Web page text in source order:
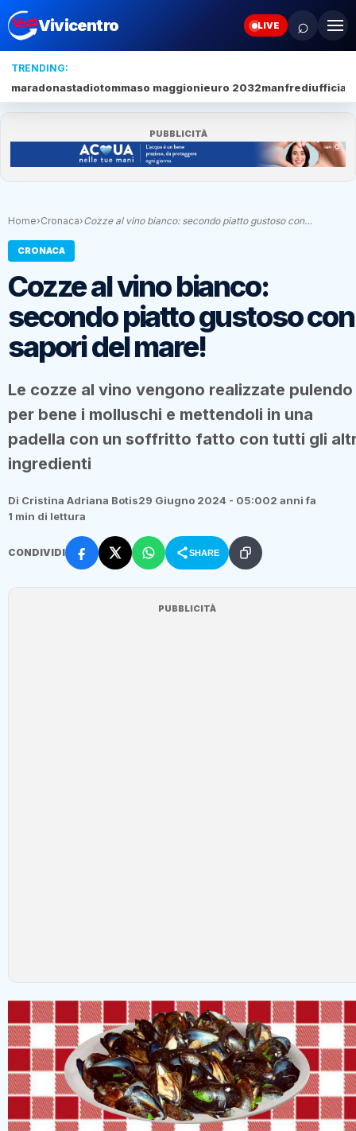
Vivicentro LIVE ⌕
TRENDING:
maradonastadiotommaso maggionieuro 2032manfrediufficiale
PUBBLICITÀ
Home›Cronaca›Cozze al vino bianco: secondo piatto gustoso con…
CRONACA
Cozze al vino bianco:
secondo piatto gustoso
sapori del mare!
Le cozze al vino vengono realizzate pulendo
per bene i molluschi e mettendoli in una
padella con un soffritto fatto con tutti gli
ingredienti
Di Cristina Adriana Botis29 Giugno 2024 - 05:002 anni fa
1 min di lettura
CONDIVIDI SHARE
PUBBLICITÀ